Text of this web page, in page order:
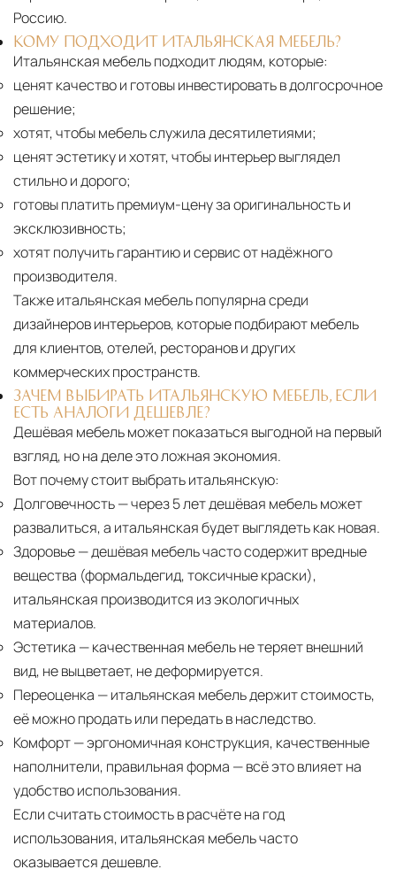
Россию.
КОМУ ПОДХОДИТ ИТАЛЬЯНСКАЯ МЕБЕЛЬ?
Итальянская мебель подходит людям, которые:
ценят качество и готовы инвестировать в долгосрочное
решение;
хотят, чтобы мебель служила десятилетиями;
ценят эстетику и хотят, чтобы интерьер выглядел
стильно и дорого;
готовы платить премиум-цену за оригинальность и
эксклюзивность;
хотят получить гарантию и сервис от надёжного
производителя.
Также итальянская мебель популярна среди
дизайнеров интерьеров, которые подбирают мебель
для клиентов, отелей, ресторанов и других
коммерческих пространств.
ЗАЧЕМ ВЫБИРАТЬ ИТАЛЬЯНСКУЮ МЕБЕЛЬ, ЕСЛИ
ЕСТЬ АНАЛОГИ ДЕШЕВЛЕ?
Дешёвая мебель может показаться выгодной на первый
взгляд, но на деле это ложная экономия.
Вот почему стоит выбрать итальянскую:
Долговечность— через 5 лет дешёвая мебель может
развалиться, а итальянская будет выглядеть как новая.
Здоровье— дешёвая мебель часто содержит вредные
вещества (формальдегид, токсичные краски),
итальянская производится из экологичных
материалов.
Эстетика — качественная мебель не теряет внешний
вид, не выцветает, не деформируется.
Переоценка — итальянская мебель держит стоимость,
её можно продать или передать в наследство.
Комфорт— эргономичная конструкция, качественные
наполнители, правильная форма — всё это влияет на
удобство использования.
Если считать стоимость в расчёте на год
использования, итальянская мебель часто
оказывается дешевле.